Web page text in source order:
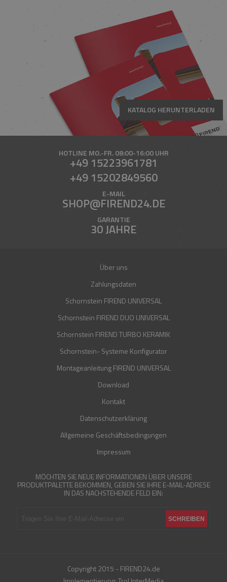
KATALOG HERUNTERLADEN
HOTLINE MO.-FR. 08:00-16:00 UHR
+49 15223961781
+49 15202849560
E-MAIL
SHOP@FIREND24.DE
GARANTIE
30 JAHRE
Über uns
Zahlungsdaten
Schornstein FIREND UNIVERSAL
Schornstein FIREND DUO UNIVERSAL
Schornstein FIREND TURBO KERAMIK
Schornstein- Systeme Konfigurator
Montageanleitung FIREND UNIVERSAL
Download
Kontakt
Datenschutzerklärung
Allgemeine Geschäftsbedingungen
Impressum
MÖCHTEN SIE NEUE INFORMATIONEN ÜBER UNSERE
PRODUKTPALETTE BEKOMMEN, GEBEN SIE IHRE E-MAIL-ADRESE
IN DAS NACHSTEHENDE FELD EIN:
Copyright 2015 - FIREND24.de